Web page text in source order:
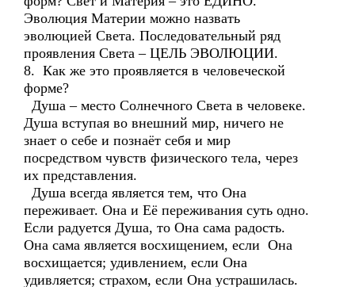
Эволюция Материи можно назвать
эволюцией Света. Последовательный ряд
проявления Света – ЦЕЛЬ ЭВОЛЮЦИИ.
8. Как же это проявляется в человеческой
форме?
Душа – место Солнечного Света в человеке.
Душа вступая во внешний мир, ничего не
знает о себе и познаёт себя и мир
посредством чувств физического тела, через
их представления.
Душа всегда является тем, что Она
переживает. Она и Её переживания суть одно.
Если радуется Душа, то Она сама радость.
Она сама является восхищением, если Она
восхищается; удивлением, если Она
удивляется; страхом, если Она устрашилась.